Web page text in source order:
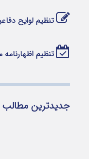
تنظیم لوایح
تنظیم اظهارنامه
جدیدترین مطالب